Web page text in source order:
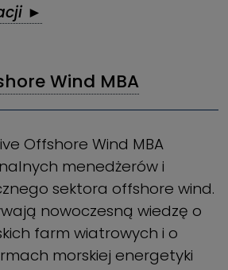
►
Wind MBA
Offshore Wind MBA
menedżerów i
sektora offshore wind.
nowoczesną wiedzę o
farm wiatrowych i o
morskiej energetyki